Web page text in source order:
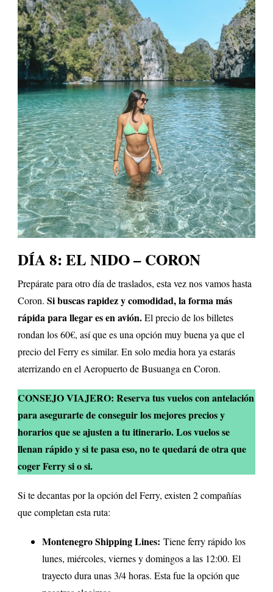
DÍA 8: EL NIDO – CORON
Prepárate para otro día de traslados, esta vez nos vamos hasta
Coron. Si buscas rapidez y comodidad, la forma más
rápida para llegar es en avión.El precio de los billetes
rondan los 60€, así que es una opción muy buena ya que el
precio del Ferry es similar. En solo media hora ya estarás
aterrizando en el Aeropuerto de Busuanga en Coron.
CONSEJO VIAJERO: Reserva tus vuelos con antelación
para asegurarte de conseguir los mejores precios y
horarios que se ajusten a tu itinerario. Los vuelos se
llenan rápido y si te pasa eso, no te quedará de otra que
coger Ferry si o si.
Si te decantas por la opción del Ferry, existen 2 compañías
que completan esta ruta:
Montenegro Shipping Lines: Tiene ferry rápido los
lunes, miércoles, viernes y domingos a las 12:00. El
trayecto dura unas 3/4 horas. Esta fue la opción que